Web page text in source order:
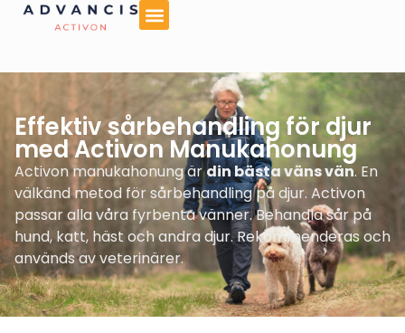
Effektiv sårbehandling för djur
med Activon Manukahonung
Activon manukahonung ärdin bästa väns vän. En
välkänd metod för sårbehandling på djur. Activon
passar alla våra fyrbenta vänner. Behandla sår på
hund, katt, häst och andra djur. Rekommenderas och
används av veterinärer.